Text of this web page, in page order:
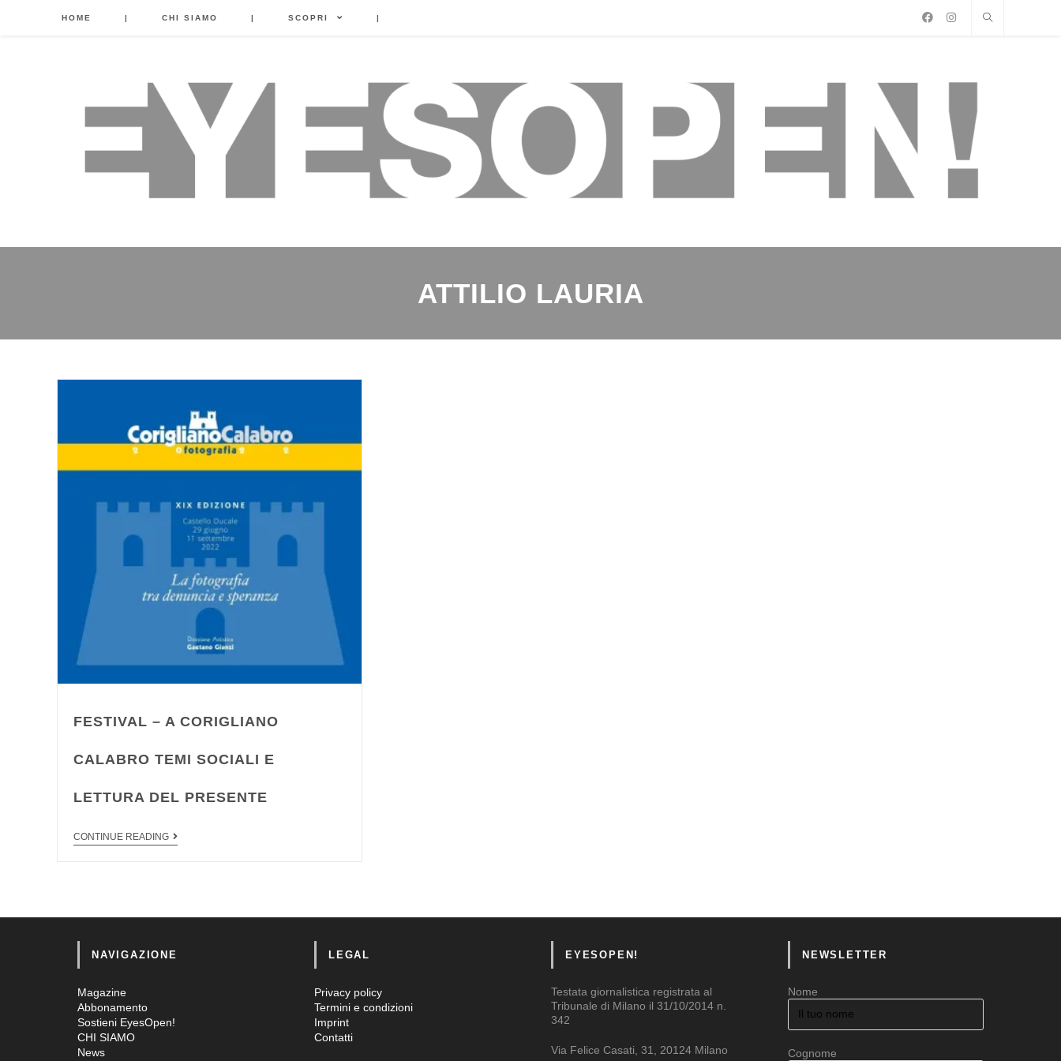
HOME | CHI SIAMO | SCOPRI |
ATTILIO LAURIA
FESTIVAL – A CORIGLIANO
CALABRO TEMI SOCIALI E
LETTURA DEL PRESENTE
CONTINUE READING
NAVIGAZIONE
Magazine
Abbonamento
Sostieni EyesOpen!
CHI SIAMO
News
LEGAL
Privacy policy
Termini e condizioni
Imprint
Contatti
EYESOPEN!
Testata giornalistica registrata al
Tribunale di Milano il 31/10/2014 n.
342
Via Felice Casati, 31, 20124 Milano
NEWSLETTER
Nome
Cognome